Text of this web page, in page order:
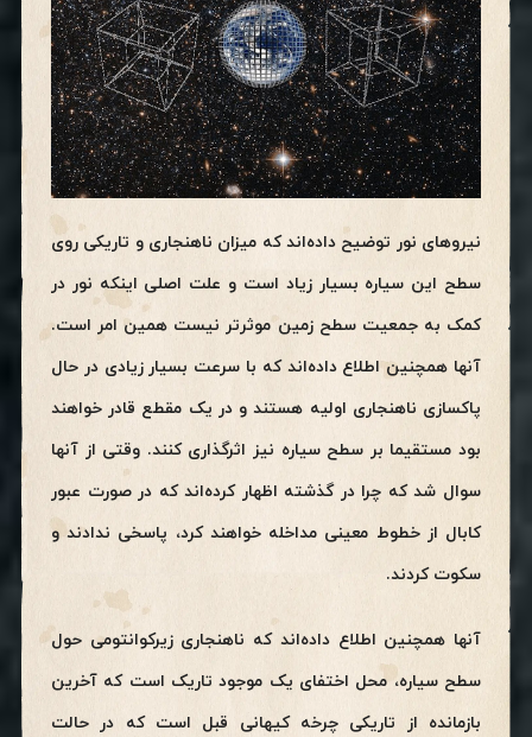
نیروهای نور توضیح داده‌اند که میزان ناهنجاری و تاریکی روی
سطح این سیاره بسیار زیاد است و علت اصلی اینکه نور در
کمک به جمعیت سطح زمین موثرتر نیست همین امر است.
آنها همچنین اطلاع داده‌اند که با سرعت بسیار زیادی در حال
پاکسازی ناهنجاری اولیه هستند و در یک مقطع قادر خواهند
بود مستقیما بر سطح سیاره نیز اثرگذاری کنند. وقتی از آنها
سوال شد که چرا در گذشته اظهار کرده‌اند که در صورت عبور
کابال از خطوط معینی مداخله خواهند کرد، پاسخی ندادند و
سکوت کردند.
آنها همچنین اطلاع داده‌اند که ناهنجاری زیرکوانتومی حول
سطح سیاره، محل اختفای یک موجود تاریک است که آخرین
بازمانده از تاریکی چرخه کیهانی قبل است که در حالت